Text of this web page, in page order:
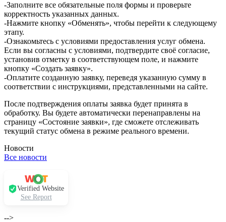
-Заполните все обязательные поля формы и проверьте
корректность указанных данных.
-Нажмите кнопку «Обменять», чтобы перейти к следующему
этапу.
-Ознакомьтесь с условиями предоставления услуг обмена.
Если вы согласны с условиями, подтвердите своё согласие,
установив отметку в соответствующем поле, и нажмите
кнопку «Создать заявку».
-Оплатите созданную заявку, переведя указанную сумму в
соответствии с инструкциями, представленными на сайте.
После подтверждения оплаты заявка будет принята в
обработку. Вы будете автоматически перенаправлены на
страницу «Состояние заявки», где сможете отслеживать
текущий статус обмена в режиме реального времени.
Новости
Все новости
Verified Website
See Report
-->